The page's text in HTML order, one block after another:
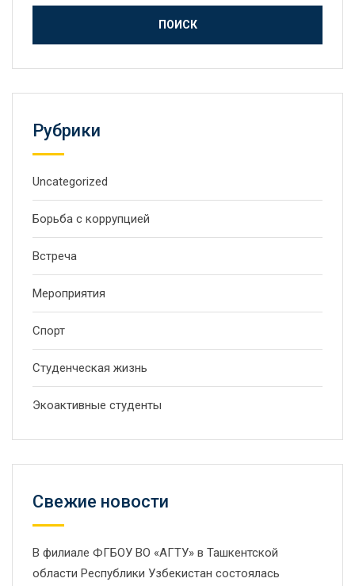
Рубрики
Uncategorized
Борьба с коррупцией
Встреча
Мероприятия
Спорт
Студенческая жизнь
Экоактивные студенты
Свежие новости
В филиале ФГБОУ ВО «АГТУ» в Ташкентской
области Республики Узбекистан состоялась